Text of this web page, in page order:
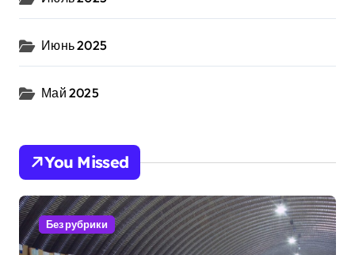
Июнь 2025
Май 2025
You Missed
Без рубрики